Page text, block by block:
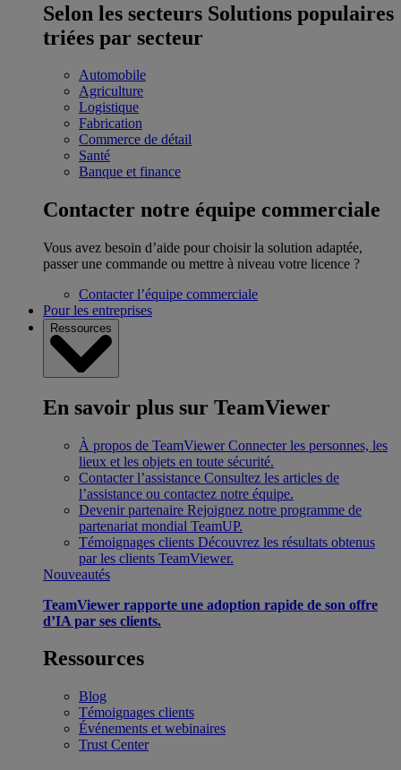
Selon les secteurs Solutions populaires
triées par secteur
Automobile
Agriculture
Logistique
Fabrication
Commerce de détail
Santé
Banque et finance
Contacter notre équipe commerciale
Vous avez besoin d’aide pour choisir la solution adaptée,
passer une commande ou mettre à niveau votre licence ?
Contacter l’équipe commerciale
Pour les entreprises
Ressources
En savoir plus sur TeamViewer
À propos de TeamViewer Connecter les personnes, les
lieux et les objets en toute sécurité.
Contacter l’assistance Consultez les articles de
l’assistance ou contactez notre équipe.
Devenir partenaire Rejoignez notre programme de
partenariat mondial TeamUP.
Témoignages clients Découvrez les résultats obtenus
par les clients TeamViewer.
Nouveautés
TeamViewer rapporte une adoption rapide de son offre
d’IA par ses clients.
Ressources
Blog
Témoignages clients
Événements et webinaires
Trust Center